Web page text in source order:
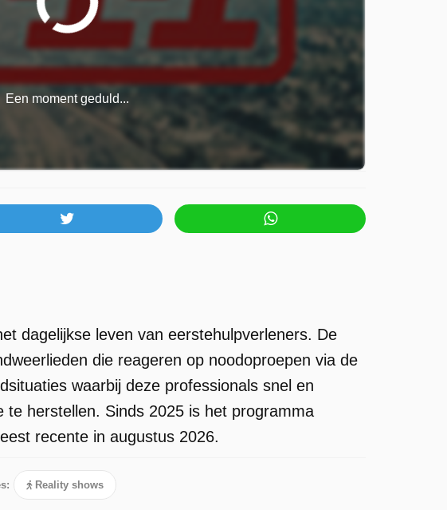
Een moment geduld...
dagelijkse leven van eerstehulpverleners. De
die reageren op noodoproepen via de
waarbij deze professionals snel en
herstellen. Sinds 2025 is het programma
recente in augustus 2026.
Reality shows